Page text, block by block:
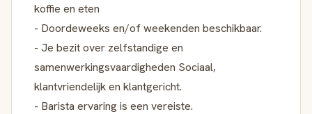
koffie en eten
- Doordeweeks en/of weekenden beschikbaar.
- Je bezit over zelfstandige en
samenwerkingsvaardigheden Sociaal,
klantvriendelijk en klantgericht.
- Barista ervaring is een vereiste.